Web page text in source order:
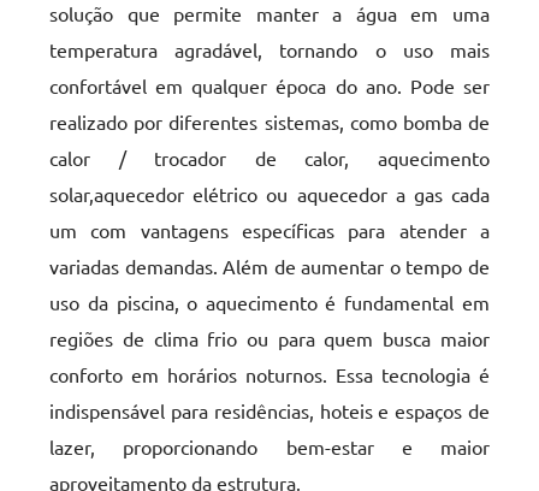
solução que permite manter a água em uma
temperatura agradável, tornando o uso mais
confortável em qualquer época do ano. Pode ser
realizado por diferentes sistemas, como bomba de
calor / trocador de calor, aquecimento
solar,aquecedor elétrico ou aquecedor a gas cada
um com vantagens específicas para atender a
variadas demandas. Além de aumentar o tempo de
uso da piscina, o aquecimento é fundamental em
regiões de clima frio ou para quem busca maior
conforto em horários noturnos. Essa tecnologia é
indispensável para residências, hoteis e espaços de
lazer, proporcionando bem-estar e maior
aproveitamento da estrutura.